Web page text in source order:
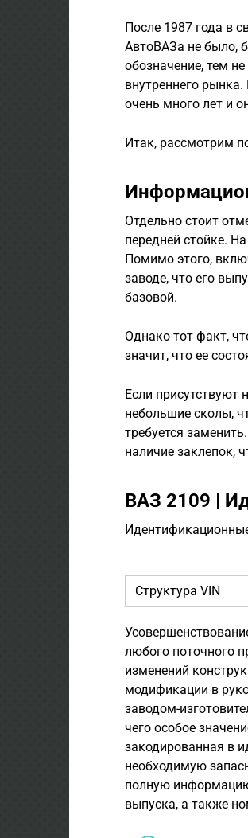
После 1987 года в
АвтоВАЗа не было,
обозначение, тем
внутреннего
очень много лет и
Итак, рассмотрим
Отдельно стоит
передней стойке.
Помимо этого,
заводе, что его
базовой.
Однако тот факт,
значит, что ее
Если присутствуют
небольшие сколы,
требуется
наличие заклепок,
ВАЗ 2109 |
Структура VIN
любого поточного
изменений
модификации в
заводом-
чего особое
закодированная в
необходимую
полную
выпуска, а также